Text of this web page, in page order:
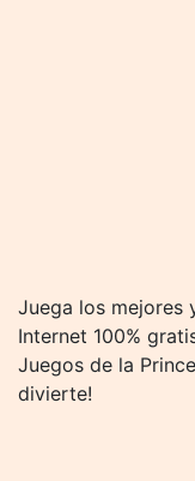
Juega los mejores
Internet 100%
Juegos de la
divierte!